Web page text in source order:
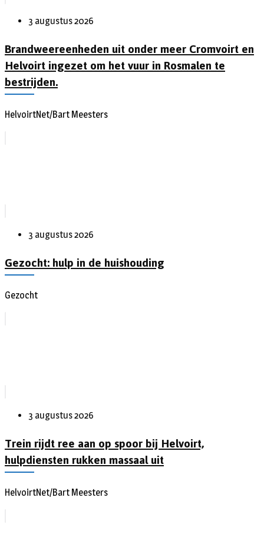
3 augustus 2026
Brandweereenheden uit onder meer Cromvoirt en
Helvoirt ingezet om het vuur in Rosmalen te
bestrijden.
HelvoirtNet/Bart Meesters
3 augustus 2026
Gezocht: hulp in de huishouding
Gezocht
3 augustus 2026
Trein rijdt ree aan op spoor bij Helvoirt,
hulpdiensten rukken massaal uit
HelvoirtNet/Bart Meesters